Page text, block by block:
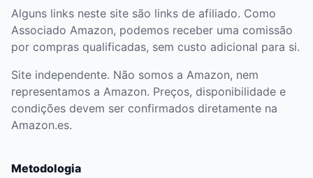
Alguns links neste site são links de afiliado. Como
Associado Amazon, podemos receber uma comissão
por compras qualificadas, sem custo adicional para si.
Site independente. Não somos a Amazon, nem
representamos a Amazon. Preços, disponibilidade e
condições devem ser confirmados diretamente na
Amazon.es.
Metodologia